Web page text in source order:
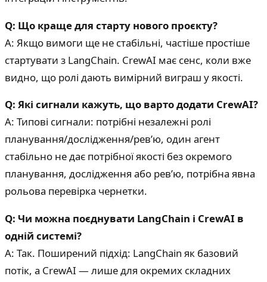
Q: Що краще для старту нового проєкту?
A: Якщо вимоги ще не стабільні, частіше простіше
стартувати з LangChain. CrewAI має сенс, коли вже
видно, що ролі дають вимірний виграш у якості.
Q: Які сигнали кажуть, що варто додати CrewAI?
A: Типові сигнали: потрібні незалежні ролі
планування/дослідження/ревʼю, один агент
стабільно не дає потрібної якості без окремого
планування, дослідження або ревʼю, потрібна явна
рольова перевірка чернетки.
Q: Чи можна поєднувати LangChain і CrewAI в
одній системі?
A: Так. Поширений підхід: LangChain як базовий
потік, а CrewAI — лише для окремих складних